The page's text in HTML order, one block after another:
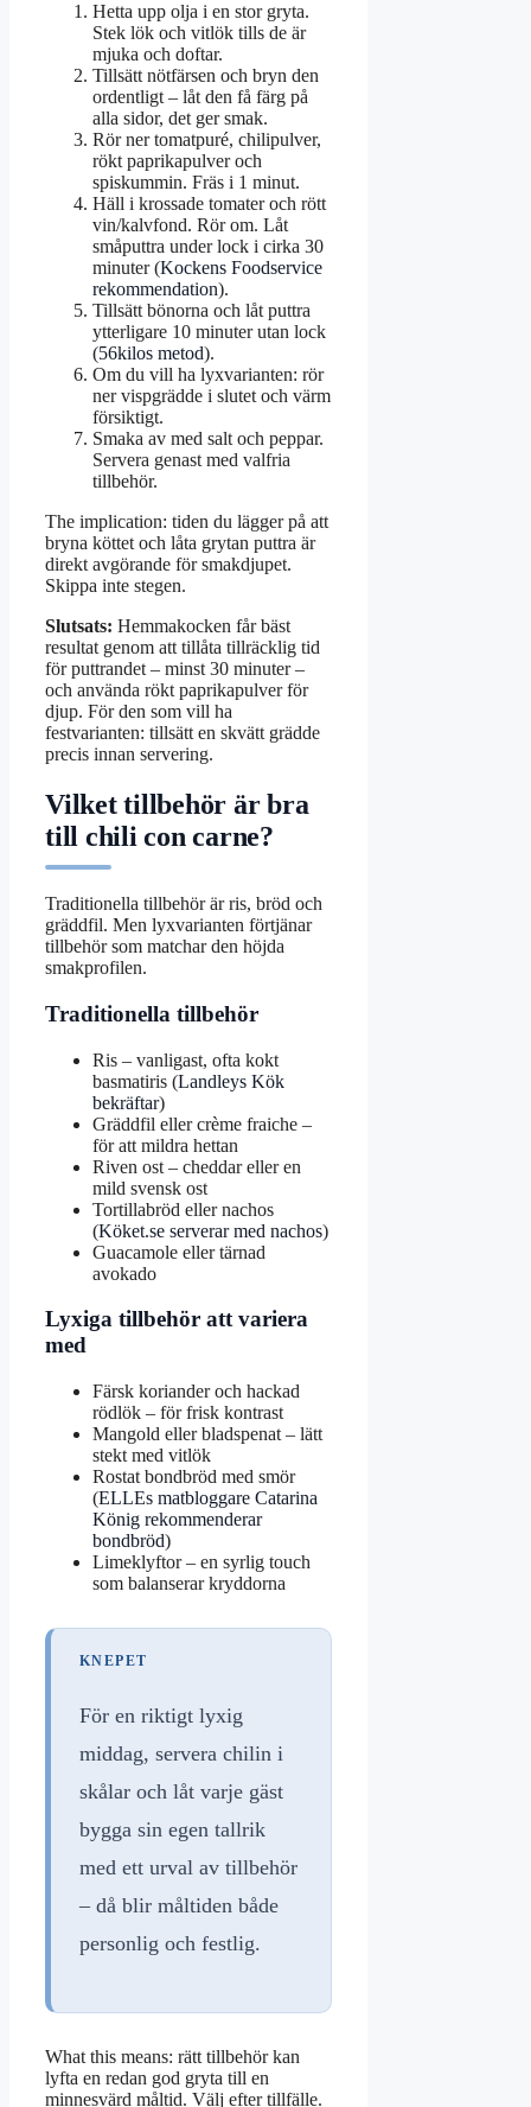
Hetta upp olja i en stor gryta.
Stek lök och vitlök tills de är
mjuka och doftar.
Tillsätt nötfärsen och bryn den
ordentligt – låt den få färg på
alla sidor, det ger smak.
Rör ner tomatpuré, chilipulver,
rökt paprikapulver och
spiskummin. Fräs i 1 minut.
Häll i krossade tomater och rött
vin/kalvfond. Rör om. Låt
småputtra under lock i cirka 30
minuter (Kockens Foodservice
rekommendation).
Tillsätt bönorna och låt puttra
ytterligare 10 minuter utan lock
(56kilos metod).
Om du vill ha lyxvarianten: rör
ner vispgrädde i slutet och värm
försiktigt.
Smaka av med salt och peppar.
Servera genast med valfria
tillbehör.
The implication: tiden du lägger på att
bryna köttet och låta grytan puttra är
direkt avgörande för smakdjupet.
Skippa inte stegen.
Slutsats: Hemmakocken får bäst
resultat genom att tillåta tillräcklig tid
för puttrandet – minst 30 minuter –
och använda rökt paprikapulver för
djup. För den som vill ha
festvarianten: tillsätt en skvätt grädde
precis innan servering.
Vilket tillbehör är bra
till chili con carne?
Traditionella tillbehör är ris, bröd och
gräddfil. Men lyxvarianten förtjänar
tillbehör som matchar den höjda
smakprofilen.
Traditionella tillbehör
Ris – vanligast, ofta kokt
basmatiris (Landleys Kök
bekräftar)
Gräddfil eller crème fraiche –
för att mildra hettan
Riven ost – cheddar eller en
mild svensk ost
Tortillabröd eller nachos
(Köket.se serverar med nachos)
Guacamole eller tärnad
avokado
Lyxiga tillbehör att variera
med
Färsk koriander och hackad
rödlök – för frisk kontrast
Mangold eller bladspenat – lätt
stekt med vitlök
Rostat bondbröd med smör
(ELLEs matbloggare Catarina
König rekommenderar
bondbröd)
Limeklyftor – en syrlig touch
som balanserar kryddorna
KNEPET
För en riktigt lyxig
middag, servera chilin i
skålar och låt varje gäst
bygga sin egen tallrik
med ett urval av tillbehör
– då blir måltiden både
personlig och festlig.
What this means: rätt tillbehör kan
lyfta en redan god gryta till en
minnesvärd måltid. Välj efter tillfälle.